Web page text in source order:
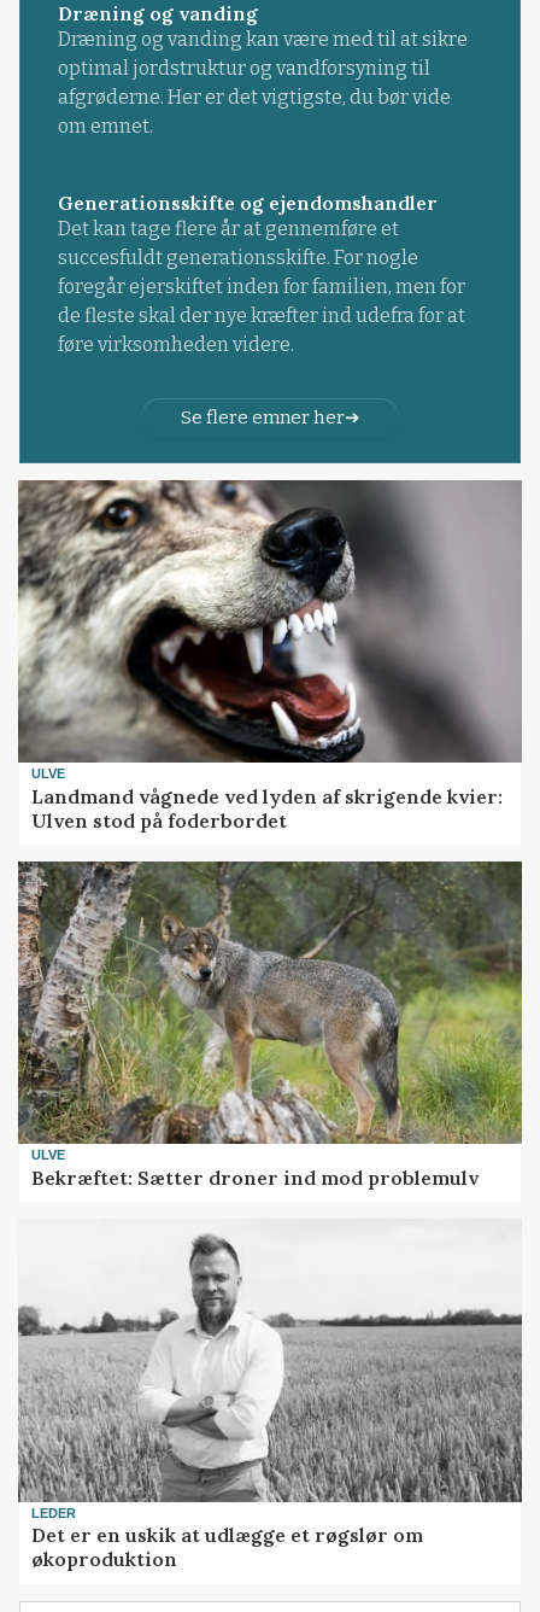
Dræning og vanding
Dræning og vanding kan være med til at sikre
optimal jordstruktur og vandforsyning til
afgrøderne. Her er det vigtigste, du bør vide
om emnet.
Generationsskifte og ejendomshandler
Det kan tage flere år at gennemføre et
succesfuldt generationsskifte. For nogle
foregår ejerskiftet inden for familien, men for
de fleste skal der nye kræfter ind udefra for at
føre virksomheden videre.
Se flere emner her
ULVE
Landmand vågnede ved lyden af skrigende kvier:
Ulven stod på foderbordet
ULVE
Bekræftet: Sætter droner ind mod problemulv
LEDER
Det er en uskik at udlægge et røgslør om
økoproduktion